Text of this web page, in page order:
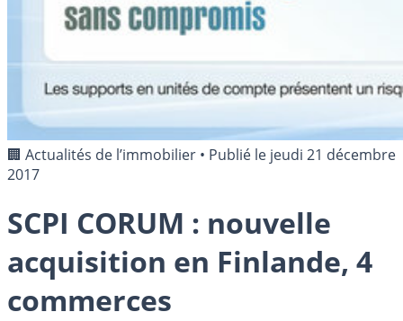
🏢 Actualités de l’immobilier • Publié le jeudi 21 décembre
2017
SCPI CORUM : nouvelle
acquisition en Finlande, 4
commerces